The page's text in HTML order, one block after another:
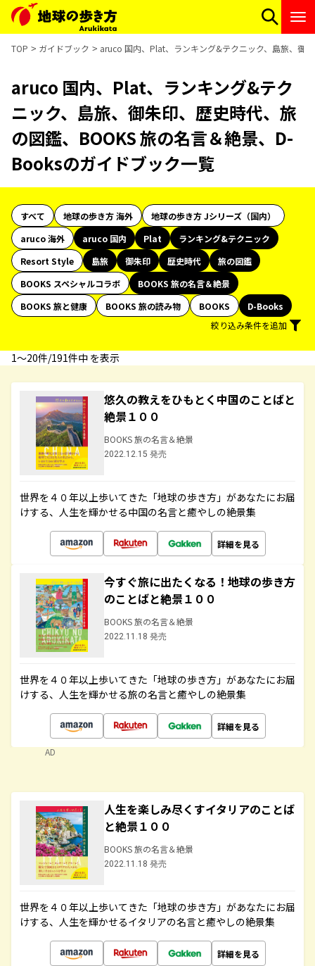
TOP ガイドブック aruco 国内、Plat、ランキング&テクニック、島旅、御
aruco 国内、Plat、ランキング&テク
ニック、島旅、御朱印、歴史時代、旅
の図鑑、BOOKS 旅の名言＆絶景、D-
Booksのガイドブック一覧
すべて 地球の歩き方 海外
地球の歩き方 Jシリーズ（国内）
aruco 海外
aruco 国内 Plat
ランキング&テクニック
Resort Style
島旅 御朱印 歴史時代
旅の図鑑
BOOKS スペシャルコラボ
BOOKS 旅の名言＆絶景
BOOKS 旅と健康
BOOKS 旅の読み物 BOOKS
D-Books
絞り込み条件を追加
1〜20件/191件中 を表示
悠久の教えをひもとく中国のことばと
絶景１００
BOOKS 旅の名言＆絶景
2022.12.15 発売
世界を４０年以上歩いてきた「地球の歩き方」があなたにお届
けする、人生を輝かせる中国の名言と癒やしの絶景集
詳細を見る
今すぐ旅に出たくなる！地球の歩き方
のことばと絶景１００
BOOKS 旅の名言＆絶景
2022.11.18 発売
世界を４０年以上歩いてきた「地球の歩き方」があなたにお届
けする、人生を輝かせる旅の名言と癒やしの絶景集
詳細を見る
AD
人生を楽しみ尽くすイタリアのことば
と絶景１００
BOOKS 旅の名言＆絶景
2022.11.18 発売
世界を４０年以上歩いてきた「地球の歩き方」があなたにお届
けする、人生を輝かせるイタリアの名言と癒やしの絶景集
詳細を見る